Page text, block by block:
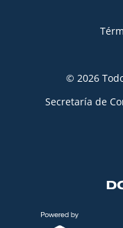
© 2026
Secretaría de